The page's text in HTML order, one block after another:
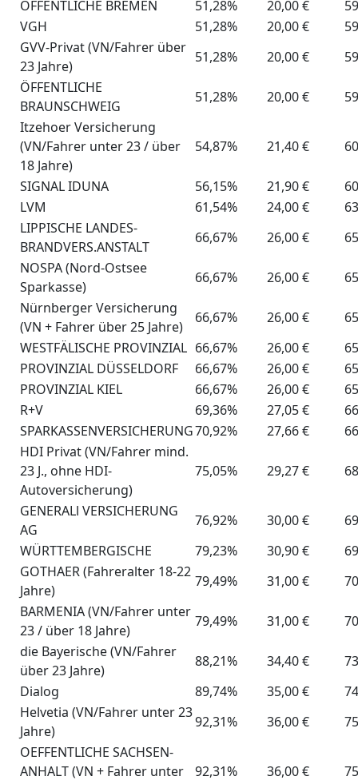
ÖFFENTLICHE BREMEN
51,28% 20,00 €
VGH
51,28% 20,00 €
GVV-Privat (VN/Fahrer über
23 Jahre)
51,28% 20,00 €
ÖFFENTLICHE
BRAUNSCHWEIG
51,28% 20,00 €
Itzehoer Versicherung
(VN/Fahrer unter 23 / über
18 Jahre)
54,87% 21,40 €
SIGNAL IDUNA 56,15% 21,90 €
LVM
61,54% 24,00 €
LIPPISCHE LANDES-
BRANDVERS.ANSTALT
66,67% 26,00 €
NOSPA (Nord-Ostsee
Sparkasse)
66,67% 26,00 €
Nürnberger Versicherung
(VN + Fahrer über 25 Jahre)
66,67% 26,00 €
WESTFÄLISCHE PROVINZIAL 66,67% 26,00 €
PROVINZIAL DÜSSELDORF
66,67% 26,00 €
PROVINZIAL KIEL
66,67% 26,00 €
R+V
69,36% 27,05 €
SPARKASSENVERSICHERUNG70,92% 27,66 €
HDI Privat (VN/Fahrer mind.
23 J., ohne HDI-
Autoversicherung)
75,05% 29,27 €
GENERALl VERSICHERUNG
AG
76,92% 30,00 €
WÜRTTEMBERGISCHE
79,23% 30,90 €
GOTHAER (Fahreralter 18-22
Jahre)
79,49% 31,00 €
BARMENIA (VN/Fahrer unter
23 / über 18 Jahre)
79,49% 31,00 €
die Bayerische (VN/Fahrer
über 23 Jahre)
88,21% 34,40 €
Dialog
89,74% 35,00 €
Helvetia (VN/Fahrer unter 23
Jahre)
92,31% 36,00 €
OEFFENTLICHE SACHSEN-
ANHALT (VN + Fahrer unter
92,31% 36,00 €